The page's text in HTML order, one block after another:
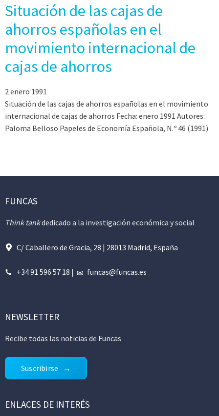
Situación de las cajas de
ahorros españolas en el
movimiento internacional de
cajas de ahorros
2 enero 1991
Situación de las cajas de ahorros españolas en el movimiento
internacional de cajas de ahorros Fecha: enero 1991 Autores:
Paloma Belloso Papeles de Economía Española, N.º 46 (1991)
FUNCAS
Think tankdedicado a la investigación económica y social
C/ Caballero de Gracia, 28 | 28013 Madrid, España
+34 91 596 57 18 | funcas@funcas.es
NEWSLETTER
Recibe todas las noticias de Funcas
Suscribirse
ENLACES DE INTERÉS